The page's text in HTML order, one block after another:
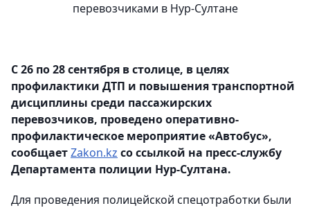
перевозчиками в Нур-Султане
С 26 по 28 сентября в столице, в целях
профилактики ДТП и повышения транспортной
дисциплины среди пассажирских
перевозчиков, проведено оперативно-
профилактическое мероприятие «Автобус»,
сообщаетZakon.kz со ссылкой на пресс-службу
Департамента полиции Нур-Султана.
Для проведения полицейской спецотработки были